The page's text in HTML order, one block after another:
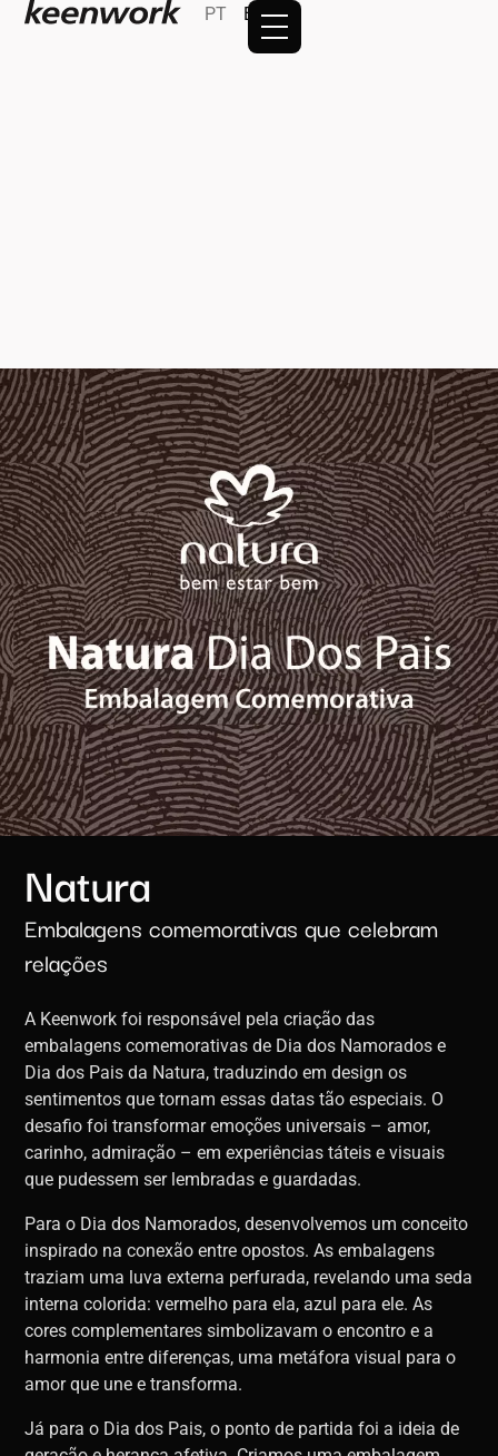
PT EN
Natura​
Embalagens comemorativas que celebram
relações
A Keenwork foi responsável pela criação das
embalagens comemorativas de Dia dos Namorados e
Dia dos Pais da Natura, traduzindo em design os
sentimentos que tornam essas datas tão especiais. O
desafio foi transformar emoções universais – amor,
carinho, admiração – em experiências táteis e visuais
que pudessem ser lembradas e guardadas.
Para o Dia dos Namorados, desenvolvemos um conceito
inspirado na conexão entre opostos. As embalagens
traziam uma luva externa perfurada, revelando uma seda
interna colorida: vermelho para ela, azul para ele. As
cores complementares simbolizavam o encontro e a
harmonia entre diferenças, uma metáfora visual para o
amor que une e transforma.
Já para o Dia dos Pais, o ponto de partida foi a ideia de